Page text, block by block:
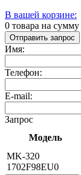
В вашей корзине:
0 товара на сумму
Отправить запрос
Имя:
Телефон:
E-mail:
Запрос
Модель
MK-320
1702F98EU0